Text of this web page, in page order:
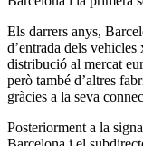
Els darrers anys,
d’entrada dels
distribució al mercat
però també d’altres
gràcies a la seva
Posteriorment a la